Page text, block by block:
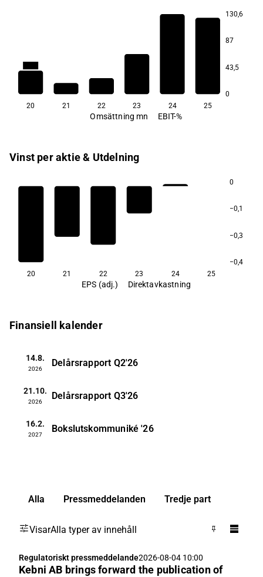
130,6
87
43,5
0
20 21 22 23 24 25
Omsättning mn EBIT-%
Vinst per aktie & Utdelning
0
−0,1
−0,3
−0,4
20
21 22 23 24 25
EPS (adj.) Direktavkastning
Finansiell kalender
14.8.
2026
Delårsrapport Q2'26
21.10.
2026
Delårsrapport Q3'26
16.2.
2027
Bokslutskommuniké '26
Alla Pressmeddelanden Tredje part
VisarAlla typer av innehåll
Regulatoriskt pressmeddelande2026-08-04 10:00
Kebni AB brings forward the publication of